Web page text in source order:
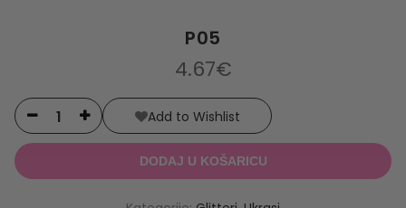
P05
4.67€
DODAJ U KOŠARICU
Add to Wishlist
Alternative: